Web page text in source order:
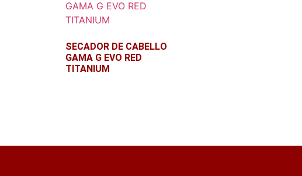
SECADOR DE CABELLO
GAMA G EVO RED
TITANIUM